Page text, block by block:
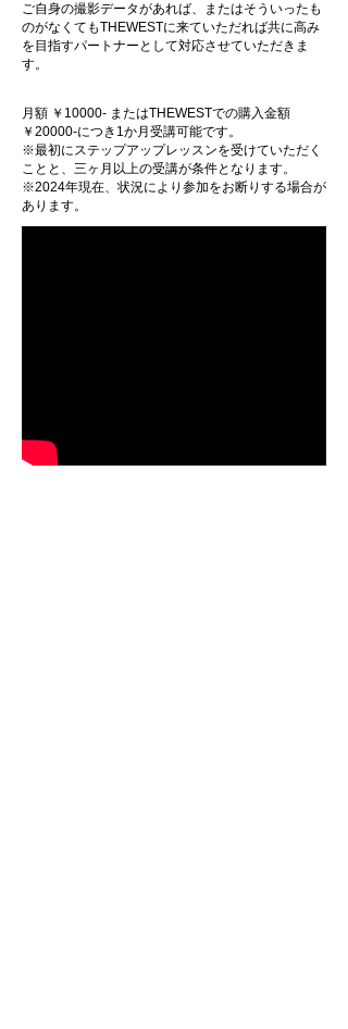
ご自身の撮影データがあれば、またはそういったも
のがなくてもTHEWESTに来ていただれば共に高み
を目指すパートナーとして対応させていただきま
す。
月額 ￥10000- またはTHEWESTでの購入金額
￥20000-につき1か月受講可能です。
※最初にステップアップレッスンを受けていただく
ことと、三ヶ月以上の受講が条件となります。
※2024年現在、状況により参加をお断りする場合が
あります。